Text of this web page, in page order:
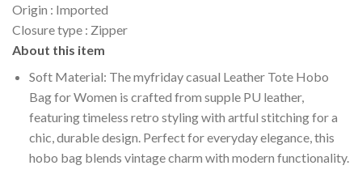
Origin : Imported
Closure type : Zipper
About this item
Soft Material: The myfriday casual Leather Tote Hobo
Bag for Women is crafted from supple PU leather,
featuring timeless retro styling with artful stitching for a
chic, durable design. Perfect for everyday elegance, this
hobo bag blends vintage charm with modern functionality.